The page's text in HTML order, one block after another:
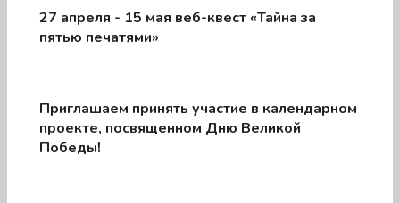
27 апреля - 15 мая веб-квест «Тайна за
пятью печатями»
Приглашаем принять участие в календарном
проекте, посвященном Дню Великой
Победы!